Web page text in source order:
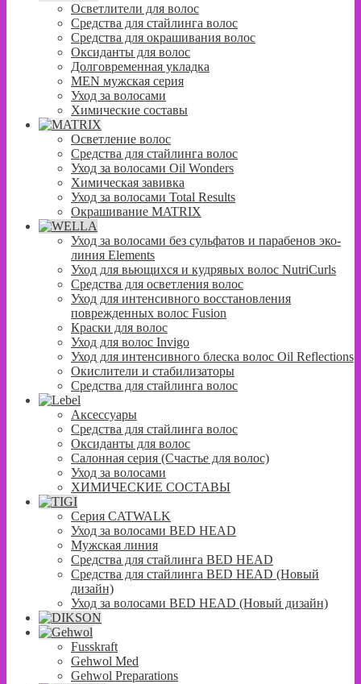
Осветлители для волос
Средства для стайлинга волос
Средства для окрашивания волос
Оксиданты для волос
Долговременная укладка
MEN мужская серия
Уход за волосами
Химические составы
Осветление волос
Средства для стайлинга волос
Уход за волосами Oil Wonders
Химическая завивка
Уход за волосами Total Results
Окрашивание MATRIX
Уход за волосами без сульфатов и парабенов эко-
линия Elements
Уход для вьющихся и кудрявых волос NutriCurls
Средства для осветления волос
Уход для интенсивного восстановления
поврежденных волос Fusion
Краски для волос
Уход для волос Invigo
Уход для интенсивного блеска волос Oil Reflections
Окислители и стабилизаторы
Средства для стайлинга волос
Аксессуары
Средства для стайлинга волос
Оксиданты для волос
Салонная серия (Счастье для волос)
Уход за волосами
ХИМИЧЕСКИЕ СОСТАВЫ
Серия CATWALK
Уход за волосами BED HEAD
Мужская линия
Средства для стайлинга BED HEAD
Средства для стайлинга BED HEAD (Новый
дизайн)
Уход за волосами BED HEAD (Новый дизайн)
Fusskraft
Gehwol Med
Gehwol Preparations